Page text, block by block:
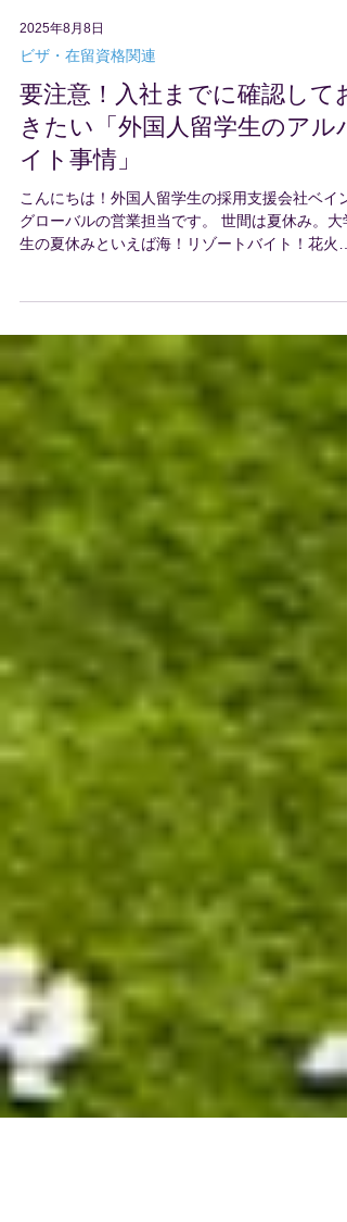
2025年8月8日
ビザ・在留資格関連
要注意！入社までに確認してお
きたい「外国人留学生のアルバ
イト事情」
生の夏休みといえば海！リゾートバイト！花火！
と華やかなイメージですが、外国人留学生にとっ
てはひたすら「 アルバイト 」の時期。店舗運営
されている企業様の中には「日本人アルバイトが